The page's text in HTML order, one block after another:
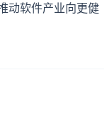
动软件产业向更健